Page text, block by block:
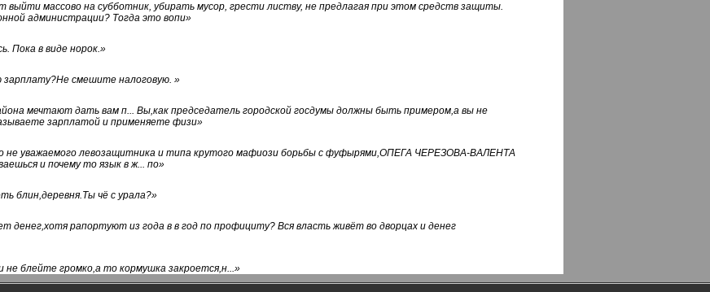
массово на субботник, убирать мусор, грести листву, не предлагая при этом средств защиты.
администрации? Тогда это вопи»
Пока в виде норок.»
смешите налоговую. »
мечтают дать вам п... Вы,как председатель городской госдумы должны быть примером,а вы не
зарплатой и применяете физи»
не уважаемого левозащитника и типа крутого мафиози борьбы с фуфырями,ОПЕГА ЧЕРЕЗОВА-ВАЛЕНТА
и почему то язык в ж... по»
блин,деревня.Ты чё с урала?»
денег,хотя рапортуют из года в в год по профициту? Вся власть живёт во дворцах и денег
блейте громко,а то кормушка закроется,н...»